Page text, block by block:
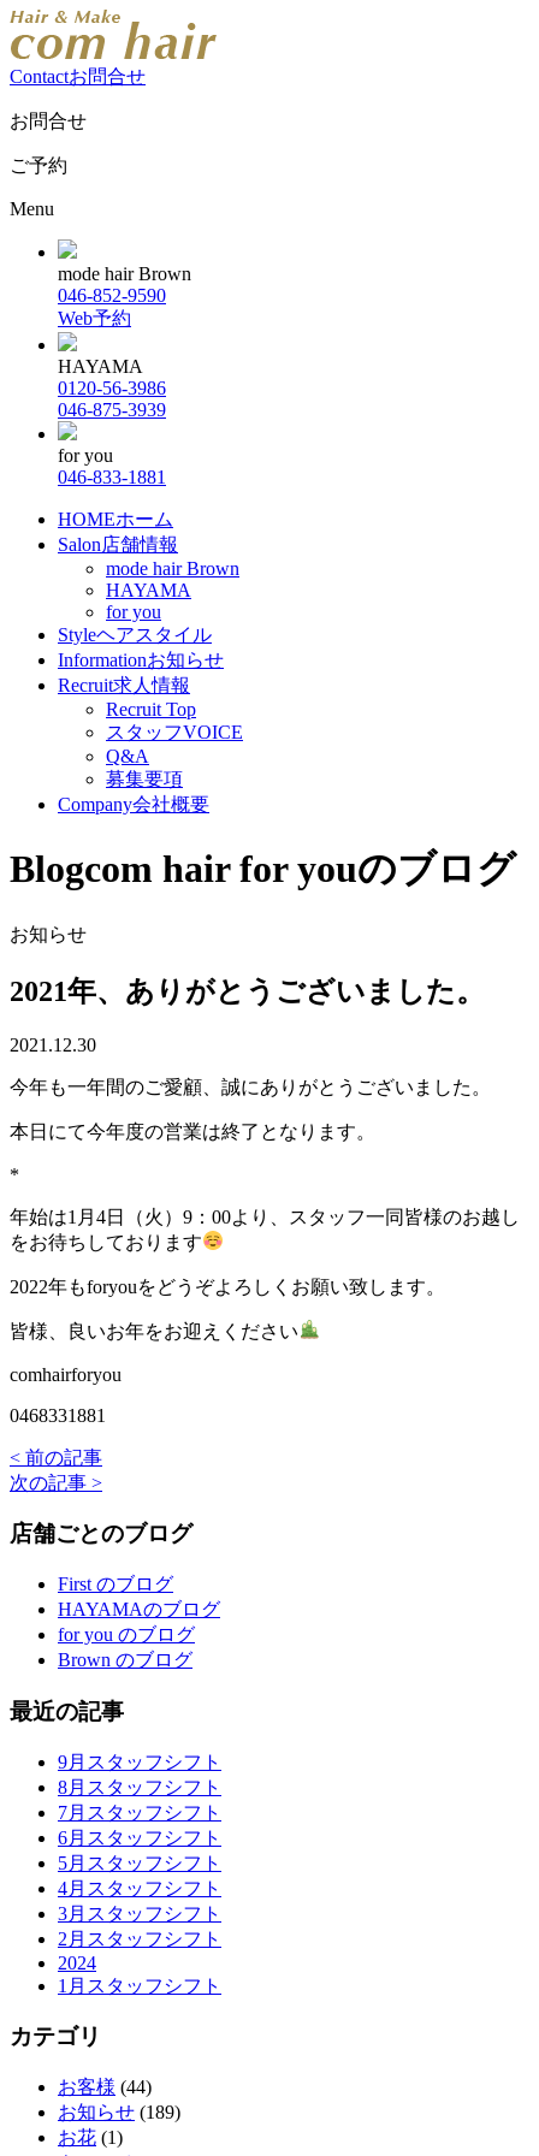
Contactお問合せ
お問合せ
ご予約
Menu
mode hair Brown
046-852-9590
Web予約
HAYAMA
0120-56-3986
046-875-3939
for you
046-833-1881
HOMEホーム
Salon店舗情報
mode hair Brown
HAYAMA
for you
Styleヘアスタイル
Informationお知らせ
Recruit求人情報
Recruit Top
スタッフVOICE
Q&A
募集要項
Company会社概要
Blogcom hair for youのブログ
お知らせ
2021年、ありがとうございました。
2021.12.30
今年も一年間のご愛顧、誠にありがとうございました。
本日にて今年度の営業は終了となります。
*
年始は1月4日（火）9：00より、スタッフ一同皆様のお越し
をお待ちしております
2022年もforyouをどうぞよろしくお願い致します。
皆様、良いお年をお迎えください
comhairforyou
0468331881
< 前の記事
次の記事 >
店舗ごとのブログ
First のブログ
HAYAMAのブログ
for you のブログ
Brown のブログ
最近の記事
9月スタッフシフト
8月スタッフシフト
7月スタッフシフト
6月スタッフシフト
5月スタッフシフト
4月スタッフシフト
3月スタッフシフト
2月スタッフシフト
2024
1月スタッフシフト
カテゴリ
お客様 (44)
お知らせ (189)
お花 (1)